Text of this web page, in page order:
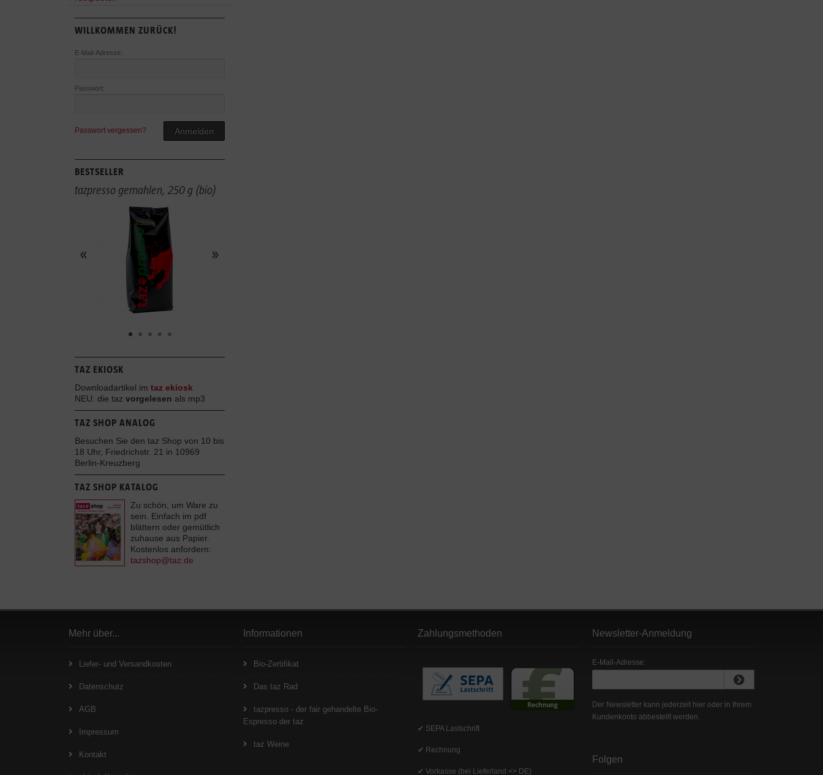
WILLKOMMEN ZURÜCK!
E-Mail-Adresse:
Passwort:
Passwort vergessen? Anmelden
BESTSELLER
tazpresso gemahlen, 250 g (bio)
TAZ EKIOSK
Downloadartikel im taz ekiosk
NEU: die taz vorgelesen als mp3
TAZ SHOP ANALOG
Besuchen Sie den taz Shop von 10 bis
18 Uhr, Friedrichstr. 21 in 10969
Berlin-Kreuzberg
TAZ SHOP KATALOG
Zu schön, um Ware zu
sein. Einfach im pdf
blättern oder gemütlich
zuhause aus Papier.
Kostenlos anfordern:
tazshop@taz.de
Mehr über...
Liefer- und Versandkosten
Datenschutz
AGB
Impressum
Kontakt
Informationen
Bio-Zertifikat
Das taz Rad
tazpresso - der fair gehandelte Bio-
Espresso der taz
taz Weine
Zahlungsmethoden
✔ SEPA Lastschrift
✔ Rechnung
✔ Vorkasse (bei Lieferland <> DE)
Newsletter-Anmeldung
E-Mail-Adresse:
Der Newsletter kann jederzeit hier oder in Ihrem
Kundenkonto abbestellt werden.
Folgen